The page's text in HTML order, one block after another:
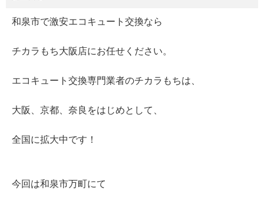
和泉市で激安エコキュート交換なら
チカラもち大阪店にお任せください。
エコキュート交換専門業者のチカラもちは、
大阪、京都、奈良をはじめとして、
全国に拡大中です！
今回は和泉市万町にて